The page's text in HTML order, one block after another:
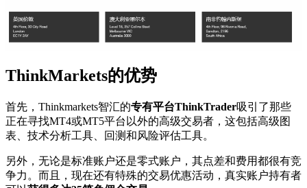
ThinkMarkets的优势
首先，Thinkmarkets智汇的专有平台ThinkTrader吸引了那些
正在寻找MT4或MT5平台以外的高级交易者，这包括高级图
表、技术分析工具、回测和风险评估工具。
另外，无论是标准账户还是零式账户，其点差和费用都很有竞
争力。而且，现在还有特殊的交易优惠活动，真实账户持有者